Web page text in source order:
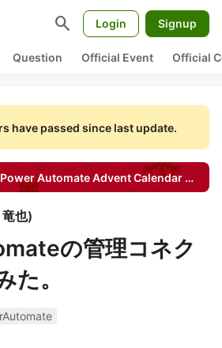
search Login Signup
Question Official Event Official
have passed since last update.
AutomateAdvent Calendar 2022
也)
の管理コネク
た。